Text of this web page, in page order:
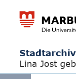
Stadtarchiv
Lina Jost